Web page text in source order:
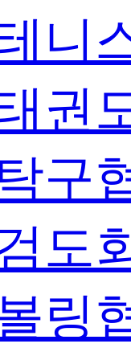
니
권
구
도
링